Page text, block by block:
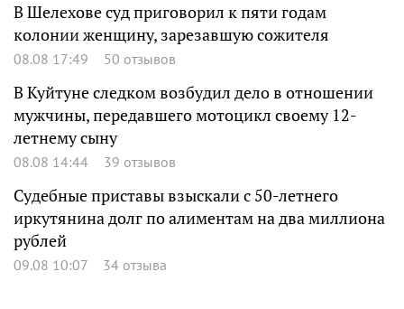
В Шелехове суд приговорил к пяти годам
колонии женщину, зарезавшую сожителя
08.08 17:49 50 отзывов
В Куйтуне следком возбудил дело в отношении
мужчины, передавшего мотоцикл своему 12-
летнему сыну
08.08 14:44 39 отзывов
Судебные приставы взыскали с 50-летнего
иркутянина долг по алиментам на два миллиона
рублей
09.08 10:07 34 отзыва